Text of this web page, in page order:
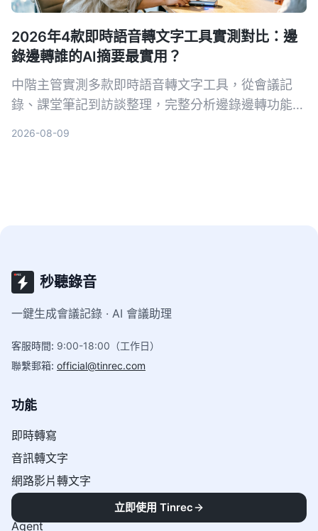
2026年4款即時語音轉文字工具實測對比：邊
錄邊轉誰的AI摘要最實用？
中階主管實測多款即時語音轉文字工具，從會議記
錄、課堂筆記到訪談整理，完整分析邊錄邊轉功能與
2026-08-09
秒聽錄音
一鍵生成會議記錄 · AI 會議助理
客服時間: 9:00-18:00（工作日）
聯繫郵箱: official@tinrec.com
功能
即時轉寫
音訊轉文字
網路影片轉文字
AI問答
Agent
立即使用 Tinrec